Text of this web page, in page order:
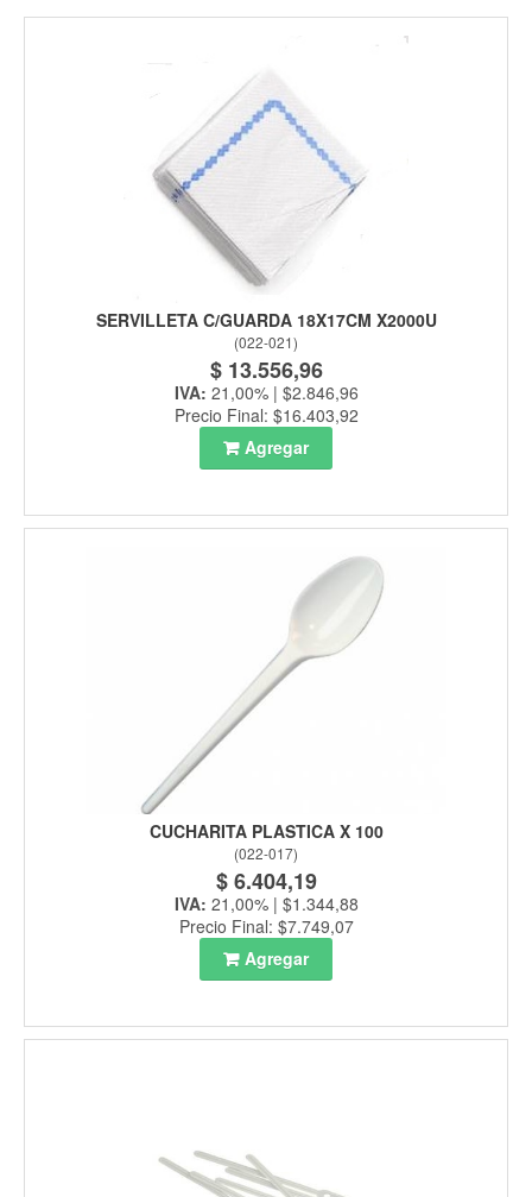
SERVILLETA C/GUARDA 18X17CM X2000U
(022-021)
$ 13.556,96
IVA: 21,00% | $2.846,96
Precio Final: $16.403,92
Agregar
CUCHARITA PLASTICA X 100
(022-017)
$ 6.404,19
IVA: 21,00% | $1.344,88
Precio Final: $7.749,07
Agregar